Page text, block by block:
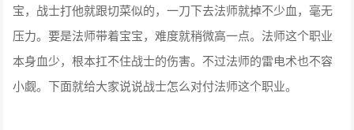
宝，战士打他就跟切菜似的，一刀下去法师就掉不少血，毫无
压力。要是法师带着宝宝，难度就稍微高一点。法师这个职业
本身血少，根本扛不住战士的伤害。不过法师的雷电术也不容
小觑。下面就给大家说说战士怎么对付法师这个职业。